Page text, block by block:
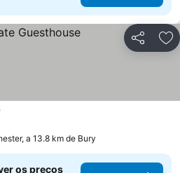
Partilhar
a 13.8 km de Bury
os preços